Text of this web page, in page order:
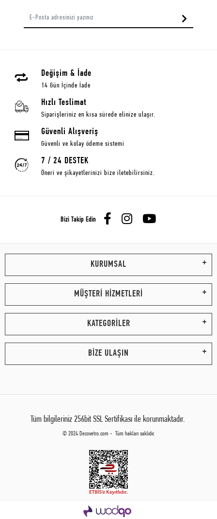
Değişim & İade
14 Gün İçinde İade
Hızlı Teslimat
Siparişleriniz en kısa sürede elinize ulaşır.
Güvenli Alışveriş
Güvenli ve kolay ödeme sistemi
7 / 24 DESTEK
Öneri ve şikayetlerinizi bize iletebilirsiniz.
Bizi Takip Edin
KURUMSAL
MÜŞTERİ HİZMETLERİ
KATEGORİLER
BİZE ULAŞIN
Tüm bilgileriniz 256bit SSL Sertifikası ile korunmaktadır.
© 2024 Decovetro.com - Tüm hakları saklıdır.